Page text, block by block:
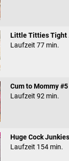
Little Titties Tight
Laufzeit 77 min.
Cum to Mommy #5
Laufzeit 92 min.
Huge Cock
Laufzeit 154 min.